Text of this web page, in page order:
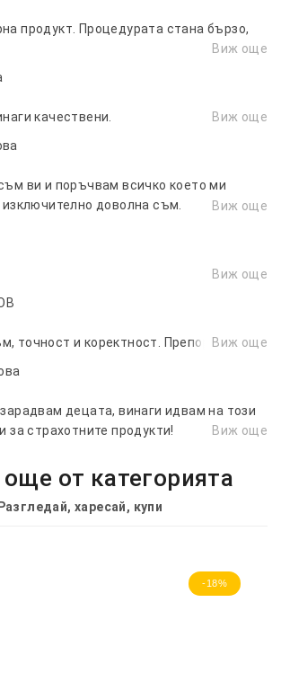
за лесно пакетиране и
на храна
за удължаване
вакуумиране за по-
при работа
запечатват размер
гърлото на плика)
за употреба:
размери ппликове
продукт. Процедурата стана бързо,
Виж още
качествени.
Виж още
ви и поръчвам всичко което ми
доволна съм.
Виж още
Виж още
точност и коректност. Препоръчвам!👏
Виж още
децата, винаги идвам на този
за страхотните продукти!
Виж още
от категорията
Разгледай, харесай, купи
-18%